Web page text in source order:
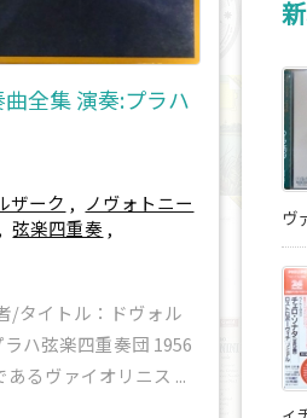
全集 演奏:プラハ
ザーク , ノヴォトニー
, 弦楽四重奏 ,
/タイトル：ドヴォル
ハ弦楽四重奏団 1956
るヴァイオリニス ...
ヴ